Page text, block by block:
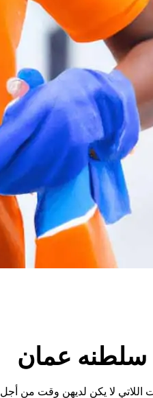
سلطنه عمان
اللاتي لا يكن لديهن وقت